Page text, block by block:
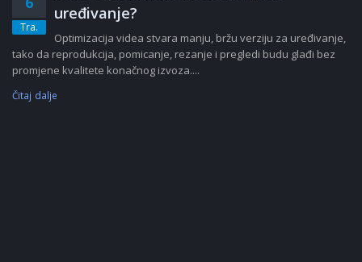
Tra.
uređivanje?
Optimizacija videa stvara manju, bržu verziju za uređivanje,
tako da reprodukcija, pomicanje, rezanje i pregledi budu glađi bez
promjene kvalitete konačnog izvoza....
Čitaj dalje